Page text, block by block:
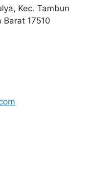
Kec. Tambun
Barat 17510